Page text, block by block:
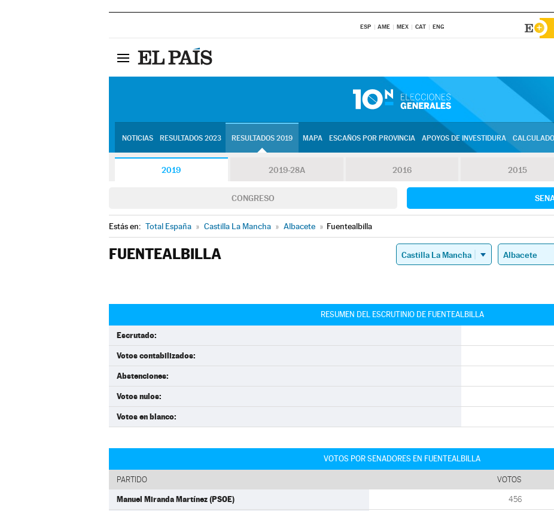
ESP AME MEX CAT ENG
NOTICIAS RESULTADOS 2023 RESULTADOS 2019 MAPA ESCAÑOS POR PROVINCIA APOYOS DE INVESTIDURA
2019 2019-28A 2016 2015
CONGRESO
Estás en: Total España » Castilla La Mancha » Albacete » Fuentealbilla
FUENTEALBILLA
RESUMEN DEL ESCRUTINIO DE FUENTEALBILLA
Escrutado:
Votos contabilizados:
Abstenciones:
Votos nulos:
Votos en blanco:
VOTOS POR SENADORES EN FUENTEALBILLA
PARTIDO VOTOS
Manuel Miranda Martínez (PSOE) 456